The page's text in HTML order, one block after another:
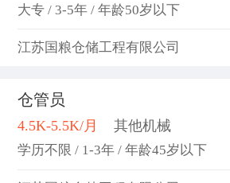
大专 / 3-5年 / 年龄50岁以下
江苏国粮仓储工程有限公司
仓管员
4.5K-5.5K/月 其他机械
学历不限 / 1-3年 / 年龄45岁以下